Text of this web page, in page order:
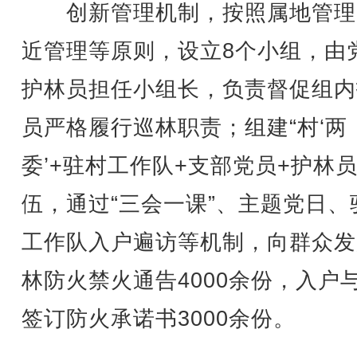
创新管理机制，按照属地管
近管理等原则，设立8个小组，由
护林员担任小组长，负责督促组
员严格履行巡林职责；组建“村‘两
委’+驻村工作队+支部党员+护林
伍，通过“三会一课”、主题党日、
工作队入户遍访等机制，向群众
林防火禁火通告4000余份，入户
签订防火承诺书3000余份。